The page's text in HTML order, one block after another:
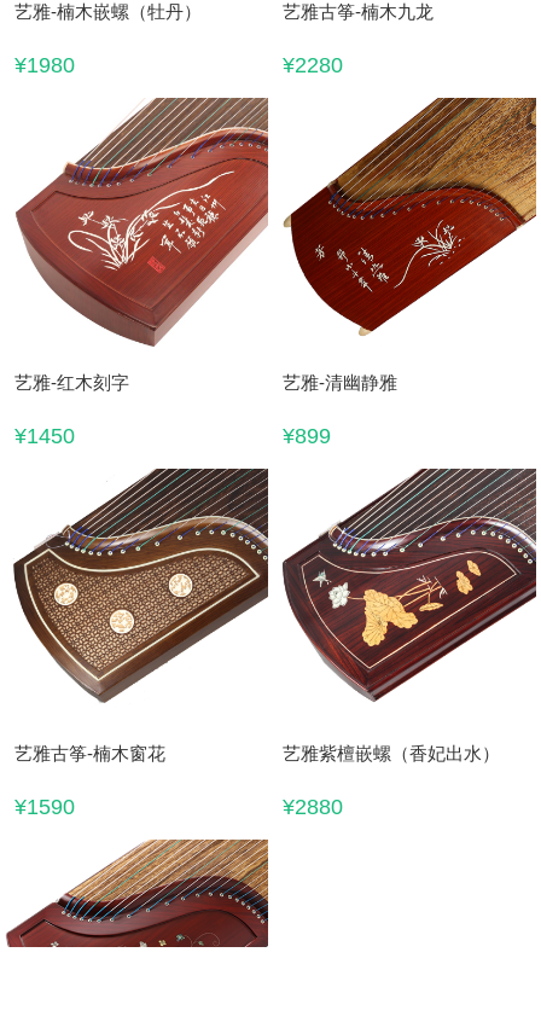
艺雅-楠木嵌螺（牡丹）
¥1980
艺雅古筝-楠木九龙
¥2280
艺雅-红木刻字
¥1450
艺雅-清幽静雅
¥899
艺雅古筝-楠木窗花
¥1590
艺雅紫檀嵌螺（香妃出水）
¥2880